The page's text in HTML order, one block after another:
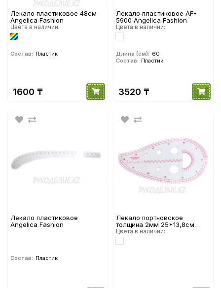
Лекало пластиковое 48см
Angelica Fashion
Цвета в наличии:
Состав: Пластик
1600 ₸
Лекало пластиковое AF-
5900 Angelica Fashion
Цвета в наличии:
Длина (см): 60
Состав: Пластик
3520 ₸
Лекало пластиковое
Angelica Fashion
Состав: Пластик
Лекало портновское
толщина 2мм 25*13,8см
LUR-02 Гамма
Цвета в наличии: